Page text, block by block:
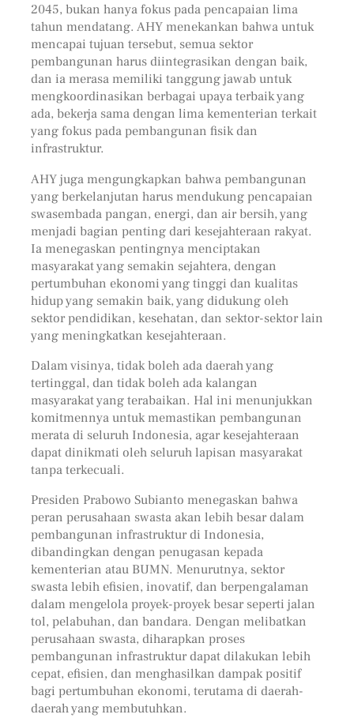
2045, bukan hanya fokus pada pencapaian lima
tahun mendatang. AHY menekankan bahwa untuk
mencapai tujuan tersebut, semua sektor
pembangunan harus diintegrasikan dengan baik,
dan ia merasa memiliki tanggung jawab untuk
mengkoordinasikan berbagai upaya terbaik yang
ada, bekerja sama dengan lima kementerian terkait
yang fokus pada pembangunan fisik dan
infrastruktur.
AHY juga mengungkapkan bahwa pembangunan
yang berkelanjutan harus mendukung pencapaian
swasembada pangan, energi, dan air bersih, yang
menjadi bagian penting dari kesejahteraan rakyat.
Ia menegaskan pentingnya menciptakan
masyarakat yang semakin sejahtera, dengan
pertumbuhan ekonomi yang tinggi dan kualitas
hidup yang semakin baik, yang didukung oleh
sektor pendidikan, kesehatan, dan sektor-sektor lain
yang meningkatkan kesejahteraan.
Dalam visinya, tidak boleh ada daerah yang
tertinggal, dan tidak boleh ada kalangan
masyarakat yang terabaikan. Hal ini menunjukkan
komitmennya untuk memastikan pembangunan
merata di seluruh Indonesia, agar kesejahteraan
dapat dinikmati oleh seluruh lapisan masyarakat
tanpa terkecuali.
Presiden Prabowo Subianto menegaskan bahwa
peran perusahaan swasta akan lebih besar dalam
pembangunan infrastruktur di Indonesia,
dibandingkan dengan penugasan kepada
kementerian atau BUMN. Menurutnya, sektor
swasta lebih efisien, inovatif, dan berpengalaman
dalam mengelola proyek-proyek besar seperti jalan
tol, pelabuhan, dan bandara. Dengan melibatkan
perusahaan swasta, diharapkan proses
pembangunan infrastruktur dapat dilakukan lebih
cepat, efisien, dan menghasilkan dampak positif
bagi pertumbuhan ekonomi, terutama di daerah-
daerah yang membutuhkan.